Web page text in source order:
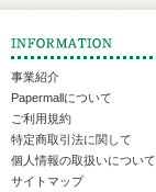
事業紹介
Papermallについて
ご利用規約
特定商取引法に関して
個人情報の取扱いについて
サイトマップ